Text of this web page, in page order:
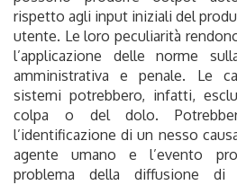
rispetto agli input iniziali del
utente. Le loro peculiarità
l’applicazione delle norme
amministrativa e penale. Le
sistemi potrebbero, infatti,
colpa o del dolo.
l’identificazione di un nesso
agente umano e l’evento
problema della diffusione